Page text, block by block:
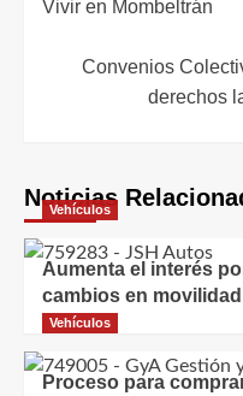
de
entradas
Vivir en Mombeltrán
Convenios
derechos
Noticias
Vehículos
Aumenta el interés
cambios en movilidad
Vehículos
Proceso para